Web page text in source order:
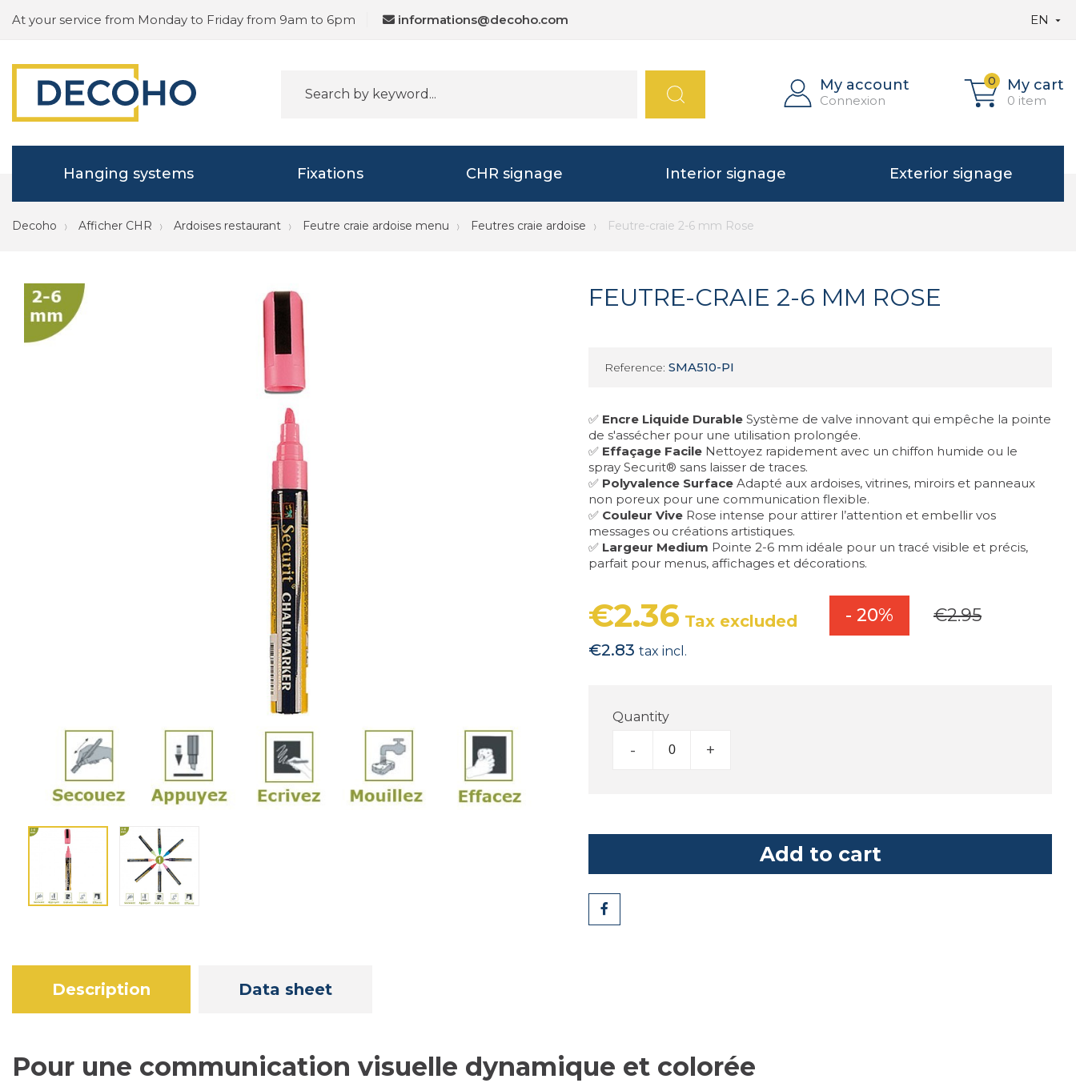
At your service from Monday to Friday from 9am to 6pm informations@decoho.com EN 
My account
Connexion
0 My cart
0 item
Hanging systems Fixations CHR signage Interior signage Exterior signage
Decoho Afficher CHR Ardoises restaurant Feutre craie ardoise menu Feutres craie ardoise Feutre-craie 2-6 mm Rose
FEUTRE-CRAIE 2-6 MM ROSE
Reference: SMA510-PI
✅ Encre Liquide Durable Système de valve innovant qui empêche la pointe
de s'assécher pour une utilisation prolongée.
✅ Effaçage Facile Nettoyez rapidement avec un chiffon humide ou le
spray Securit® sans laisser de traces.
✅ Polyvalence Surface Adapté aux ardoises, vitrines, miroirs et panneaux
non poreux pour une communication flexible.
✅ Couleur Vive Rose intense pour attirer l’attention et embellir vos
messages ou créations artistiques.
✅ Largeur Medium Pointe 2-6 mm idéale pour un tracé visible et précis,
parfait pour menus, affichages et décorations.
€2.36 Tax excluded - 20% €2.95
€2.83 tax incl.
Quantity
- +
Add to cart
Share
Description Data sheet
Pour une communication visuelle dynamique et colorée